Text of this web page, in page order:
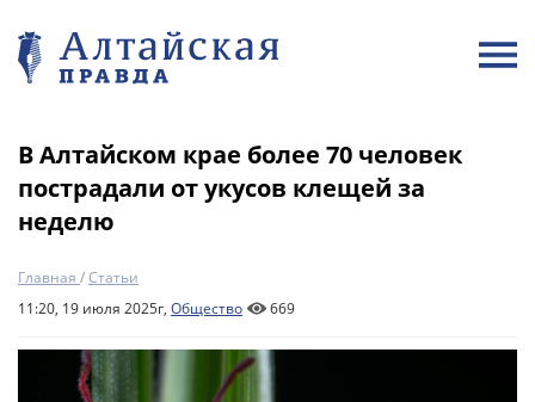
В Алтайском крае более 70 человек
пострадали от укусов клещей за
неделю
Главная /Статьи
11:20, 19 июля 2025г, Общество 669